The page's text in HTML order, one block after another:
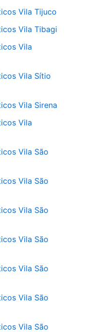
Vila Tijuco
Vila Tibagi
Vila
Vila Sítio
Vila Sirena
Vila
Vila São
Vila São
Vila São
Vila São
Vila São
Vila São
Vila São